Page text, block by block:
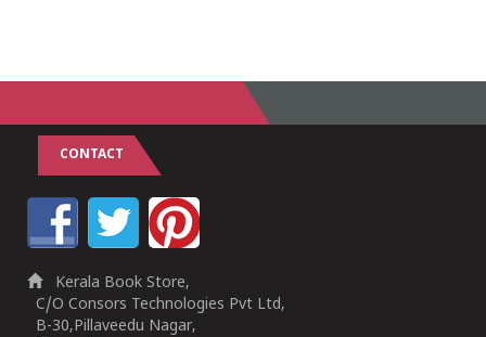
CONTACT
Kerala Book Store,
C/O Consors Technologies Pvt Ltd,
B-30,Pillaveedu Nagar,